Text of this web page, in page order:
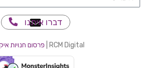
דברו איתנו
RCM Digital | פרסום חנויות